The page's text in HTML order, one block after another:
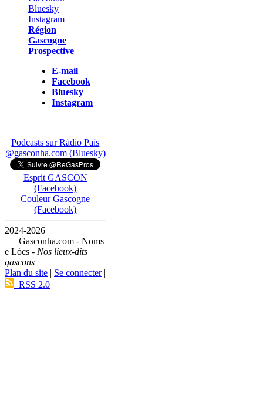
Région
Gascogne
Prospective
E-mail
Facebook
Bluesky
Instagram
Podcasts sur Ràdio País
@gasconha.com (Bluesky)
Esprit GASCON
(Facebook)
Couleur Gascogne
(Facebook)
2024-2026
— Gasconha.com - Noms
e Lòcs - Nos lieux-dits
gascons
Plan du site | Se connecter|
RSS 2.0